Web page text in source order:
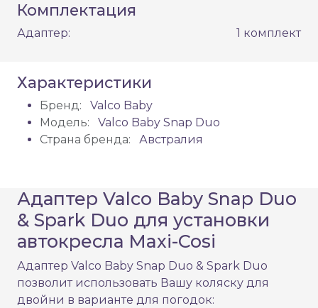
Комплектация
Адаптер: 1 комплект
Характеристики
Бренд:
Valco Baby
Модель:
Valco Baby Snap Duo
Страна бренда:
Австралия
Адаптер Valco Baby Snap Duo
& Spark Duo для установки
автокресла Maxi-Cosi
Адаптер Valco Baby Snap Duo & Spark Duo
позволит использовать Вашу коляску для
двойни в варианте для погодок: